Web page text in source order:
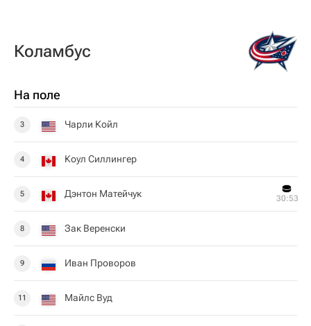
Коламбус
На поле
3 Чарли Койл
4 Коул Силлингер
5 Дэнтон Матейчук 30:53
8 Зак Веренски
9 Иван Проворов
11 Майлс Вуд